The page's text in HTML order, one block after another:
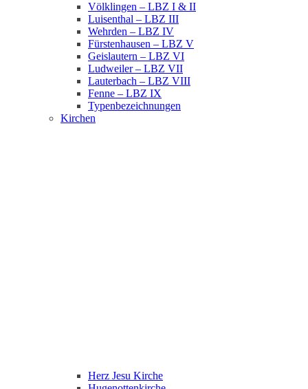
Völklingen – LBZ I & II
Luisenthal – LBZ III
Wehrden – LBZ IV
Fürstenhausen – LBZ V
Geislautern – LBZ VI
Ludweiler – LBZ VII
Lauterbach – LBZ VIII
Fenne – LBZ IX
Typenbezeichnungen
Kirchen
Herz Jesu Kirche